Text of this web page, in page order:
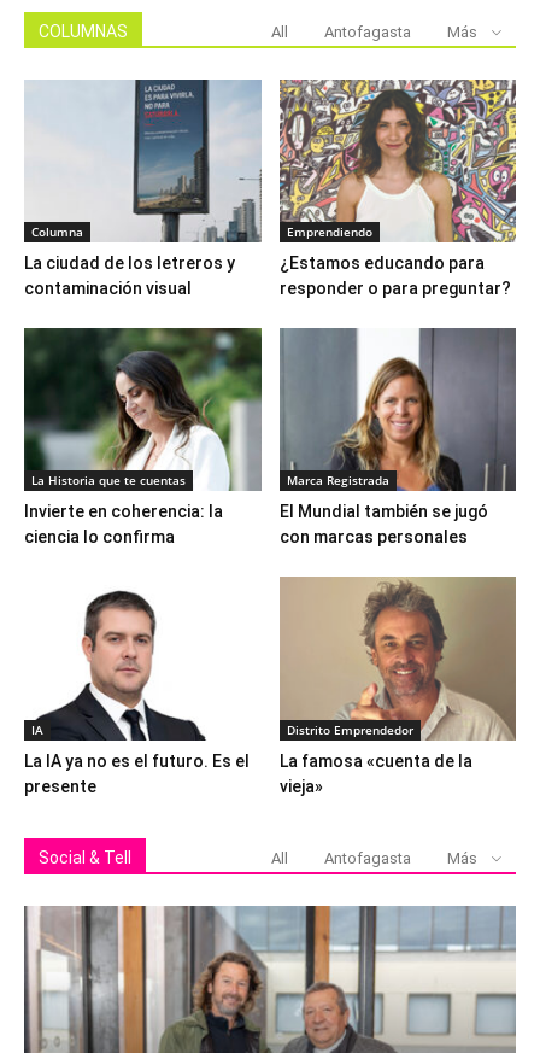
COLUMNAS All Antofagasta Más
Columna
La ciudad de los letreros y
contaminación visual
Emprendiendo
¿Estamos educando para
responder o para preguntar?
La Historia que te cuentas
Invierte en coherencia: la
ciencia lo confirma
Marca Registrada
El Mundial también se jugó
con marcas personales
IA
La IA ya no es el futuro. Es el
presente
Distrito Emprendedor
La famosa «cuenta de la
vieja»
Social & Tell All Antofagasta Más